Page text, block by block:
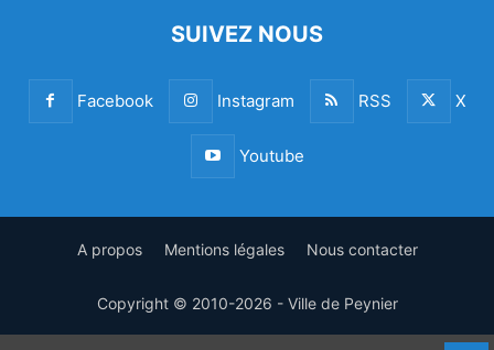
SUIVEZ NOUS
Facebook Instagram RSS X
Youtube
A propos Mentions légales Nous contacter
Copyright © 2010-2026 - Ville de Peynier